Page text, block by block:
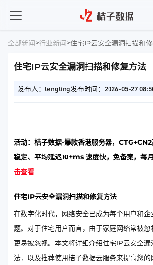
全部新闻>行业新闻>住宅IP云安全漏洞扫描和
住宅IP云安全漏洞扫描和修复方法
发布人：lengling发布时间：2026-05-27
活动：桔子数据-爆款香港服务器，
稳定、平均延迟10+ms 速度快，免备案，每
击查看
住宅IP云安全漏洞扫描和修复方法
在数字化时代，网络安全已成为每个用户和企
题。对于住宅用户而言，由于家庭网络常被忽
更易被忽视。本文将详细介绍住宅IP云安全
法，以及推荐使用桔子数据云服务来提高您的